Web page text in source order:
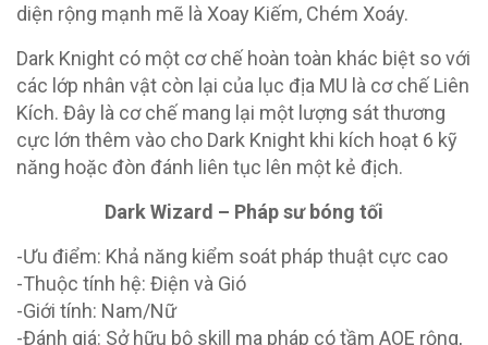
diện rộng mạnh mẽ là Xoay Kiếm, Chém Xoáy.
Dark Knight có một cơ chế hoàn toàn khác biệt so với
các lớp nhân vật còn lại của lục địa MU là cơ chế Liên
Kích. Đây là cơ chế mang lại một lượng sát thương
cực lớn thêm vào cho Dark Knight khi kích hoạt 6 kỹ
năng hoặc đòn đánh liên tục lên một kẻ địch.
Dark Wizard – Pháp sư bóng tối
-Ưu điểm: Khả năng kiểm soát pháp thuật cực cao
-Thuộc tính hệ: Điện và Gió
-Giới tính: Nam/Nữ
-Đánh giá: Sở hữu bộ skill ma pháp có tầm AOE rộng,